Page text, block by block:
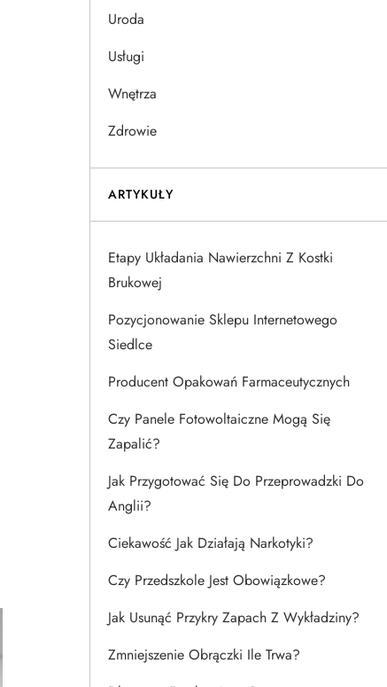
Uroda
Usługi
Wnętrza
Zdrowie
ARTYKUŁY
Etapy Układania Nawierzchni Z Kostki
Brukowej
Pozycjonowanie Sklepu Internetowego
Siedlce
Producent Opakowań Farmaceutycznych
Czy Panele Fotowoltaiczne Mogą Się
Zapalić?
Jak Przygotować Się Do Przeprowadzki Do
Anglii?
Ciekawość Jak Działają Narkotyki?
Czy Przedszkole Jest Obowiązkowe?
Jak Usunąć Przykry Zapach Z Wykładziny?
Zmniejszenie Obrączki Ile Trwa?